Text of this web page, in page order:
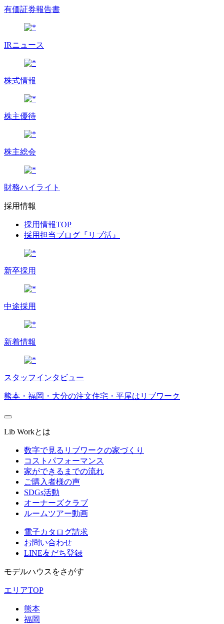
有価証券報告書
IRニュース
株式情報
株主優待
株主総会
財務ハイライト
採用情報
採用情報TOP
採用担当ブログ『リブ活』
新卒採用
中途採用
新着情報
スタッフインタビュー
熊本・福岡・大分の注文住宅・平屋はリブワーク
Lib Workとは
数字で見るリブワークの家づくり
コストパフォーマンス
家ができるまでの流れ
ご購入者様の声
SDGs活動
オーナーズクラブ
ルームツアー動画
電子カタログ請求
お問い合わせ
LINE友だち登録
モデルハウスをさがす
エリアTOP
熊本
福岡